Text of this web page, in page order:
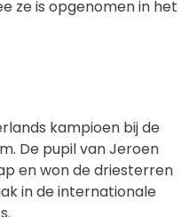
ze is opgenomen in het
kampioen bij de
De pupil van Jeroen
en won de driesterren
in de internationale